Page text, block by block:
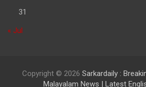
31
« Jul
Copyright © 2026 Sarkardaily :
Malayalam News | Latest